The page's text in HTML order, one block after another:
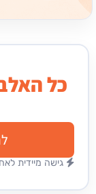
האלבום
לרכישת
מיידית לאחר התשלום